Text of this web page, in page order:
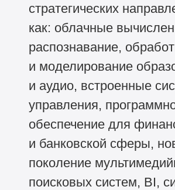
стратегических
как: облачные
распознавание,
и моделирование
и аудио, встроенные
управления,
обеспечение для
и банковской сферы,
поколение
поисковых систем, BI,